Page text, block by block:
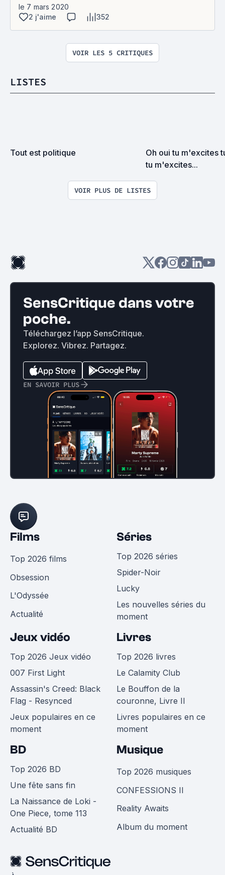
le 7 mars 2020
2 j'aime
352
VOIR LES 5 CRITIQUES
LISTES
Tout est politique
Oh oui tu m'excites
tu m'excites...
VOIR PLUS DE LISTES
SensCritique dans votre
poche.
Téléchargez l’app SensCritique.
Explorez. Vibrez. Partagez.
EN SAVOIR PLUS
Films
Top 2026 films
Obsession
L'Odyssée
Actualité
Séries
Top 2026 séries
Spider-Noir
Lucky
Les nouvelles séries du
moment
Jeux vidéo
Top 2026 Jeux vidéo
007 First Light
Assassin's Creed: Black
Flag - Resynced
Jeux populaires en ce
moment
Livres
Top 2026 livres
Le Calamity Club
Le Bouffon de la
couronne, Livre II
Livres populaires en ce
moment
BD
Top 2026 BD
Une fête sans fin
La Naissance de Loki -
One Piece, tome 113
Actualité BD
Musique
Top 2026 musiques
CONFESSIONS II
Reality Awaits
Album du moment